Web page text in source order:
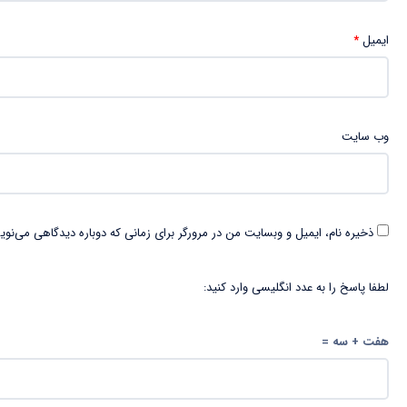
ایمیل*
وب‌ سایت
ذخیره نام، ایمیل و وبسایت من در مرورگر برای زمانی که دوباره دیدگاهی
لطفا پاسخ را به عدد انگلیسی وارد کنید:
هفت + سه =